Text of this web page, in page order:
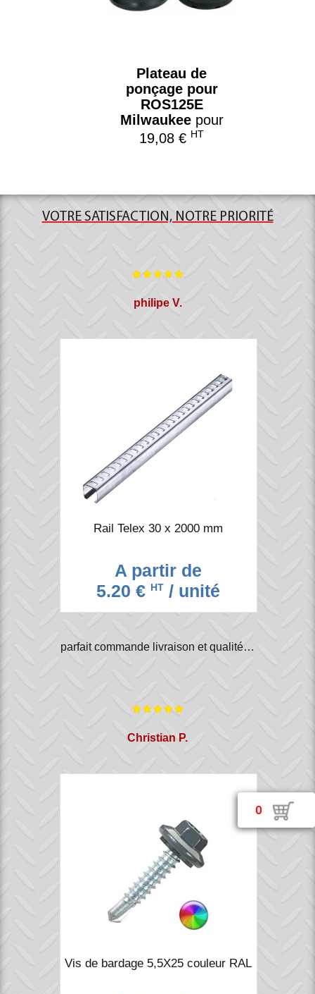
0
Plateau de
ponçage pour
ROS125E
Milwaukeepour
19,08 € HT
VOTRE SATISFACTION, NOTRE PRIORITÉ
philipe V.
Rail Telex 30 x 2000 mm
A partir de
5.20 € HT/ unité
parfait commande livraison et qualité…
Christian P.
Vis de bardage 5,5X25 couleur RAL